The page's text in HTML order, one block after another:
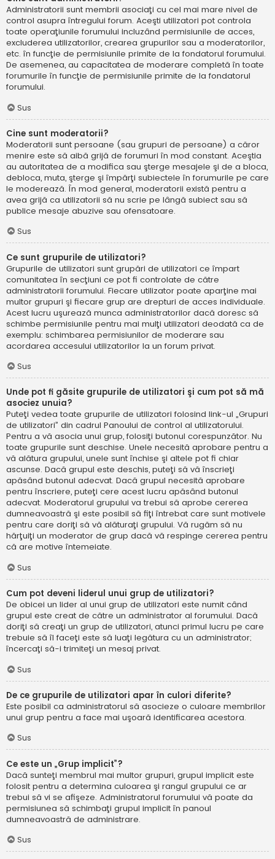
Administratorii sunt membrii asociaţi cu cel mai mare nivel de
control asupra întregului forum. Aceşti utilizatori pot controla
toate operaţiunile forumului incluzând permisiunile de acces,
excluderea utilizatorilor, crearea grupurilor sau a moderatorilor,
etc. în funcţie de permisiunile primite de la fondatorul forumului.
De asemenea, au capacitatea de moderare completă în toate
forumurile în funcţie de permisiunile primite de la fondatorul
forumului.
Sus
Cine sunt moderatorii?
Moderatorii sunt persoane (sau grupuri de persoane) a căror
menire este să aibă grijă de forumuri în mod constant. Aceştia
au autoritatea de a modifica sau şterge mesajele şi de a bloca,
debloca, muta, şterge şi împărţi subiectele în forumurile pe care
le moderează. În mod general, moderatorii există pentru a
avea grijă ca utilizatorii să nu scrie pe lângă subiect sau să
publice mesaje abuzive sau ofensatoare.
Sus
Ce sunt grupurile de utilizatori?
Grupurile de utilizatori sunt grupări de utilizatori ce împart
comunitatea în secţiuni ce pot fi controlate de către
administratorii forumului. Fiecare utilizator poate aparţine mai
multor grupuri şi fiecare grup are drepturi de acces individuale.
Acest lucru uşurează munca administratorilor dacă doresc să
schimbe permisiunile pentru mai mulţi utilizatori deodată ca de
exemplu: schimbarea permisiunilor de moderare sau
acordarea accesului utilizatorilor la un forum privat.
Sus
Unde pot fi găsite grupurile de utilizatori şi cum pot să mă
asociez unuia?
Puteţi vedea toate grupurile de utilizatori folosind link-ul „Grupuri
de utilizatori” din cadrul Panoului de control al utilizatorului.
Pentru a vă asocia unui grup, folosiţi butonul corespunzător. Nu
toate grupurile sunt deschise. Unele necesită aprobare pentru a
vă alătura grupului, unele sunt închise şi altele pot fi chiar
ascunse. Dacă grupul este deschis, puteţi să vă înscrieţi
apăsând butonul adecvat. Dacă grupul necesită aprobare
pentru înscriere, puteţi cere acest lucru apăsând butonul
adecvat. Moderatorul grupului va trebui să aprobe cererea
dumneavoastră şi este posibil să fiţi întrebat care sunt motivele
pentru care doriţi să vă alăturaţi grupului. Vă rugăm să nu
hărţuiţi un moderator de grup dacă vă respinge cererea pentru
că are motive întemeiate.
Sus
Cum pot deveni liderul unui grup de utilizatori?
De obicei un lider al unui grup de utilizatori este numit când
grupul este creat de către un administrator al forumului. Dacă
doriţi să creaţi un grup de utilizatori, atunci primul lucru pe care
trebuie să îl faceţi este să luaţi legătura cu un administrator;
încercaţi să-i trimiteţi un mesaj privat.
Sus
De ce grupurile de utilizatori apar în culori diferite?
Este posibil ca administratorul să asocieze o culoare membrilor
unui grup pentru a face mai uşoară identificarea acestora.
Sus
Ce este un „Grup implicit”?
Dacă sunteţi membrul mai multor grupuri, grupul implicit este
folosit pentru a determina culoarea şi rangul grupului ce ar
trebui să vi se afişeze. Administratorul forumului vă poate da
permisiunea să schimbaţi grupul implicit în panoul
dumneavoastră de administrare.
Sus